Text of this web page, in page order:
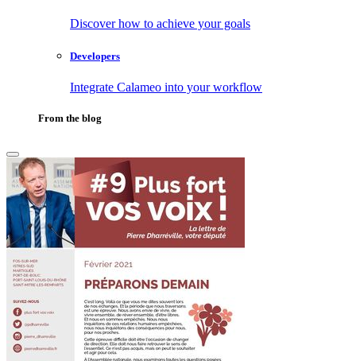
Discover how to achieve your goals
Developers
Integrate Calameo into your workflow
From the blog